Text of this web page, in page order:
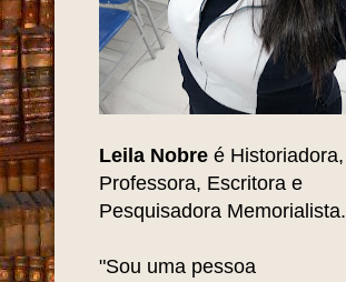
Leila Nobre é Historiadora,
Professora, Escritora e
Pesquisadora Memorialista.
"Sou uma pessoa